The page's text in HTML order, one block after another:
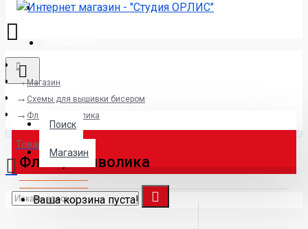
Авторизация
Поиск
Поиск
Магазин
Товаров 0 (0р.)
Ваша корзина пуста!
Магазин
Схемы для вышивки бисером
Флаги, символика
Флаги, символика